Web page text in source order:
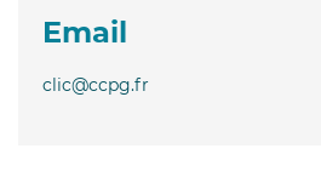
Email
clic@ccpg.fr